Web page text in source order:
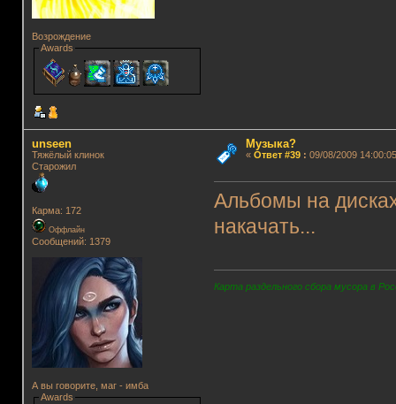
Возрождение
Awards
unseen
Тяжёлый клинок
Старожил
Карма: 172
Оффлайн
Сообщений: 1379
А вы говорите, маг - имба
Awards
Музыка?
« Ответ #39: 09/08/2009
Альбомы на
накачать...
Карта раздельного сбора мусора в